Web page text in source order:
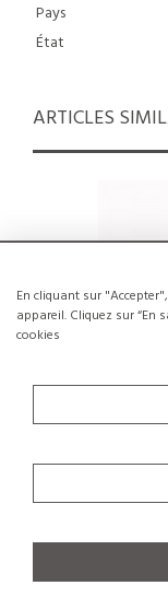
En cliquant sur
appareil. Cliquez sur “En
cookies
Pays
État
ARTICLES